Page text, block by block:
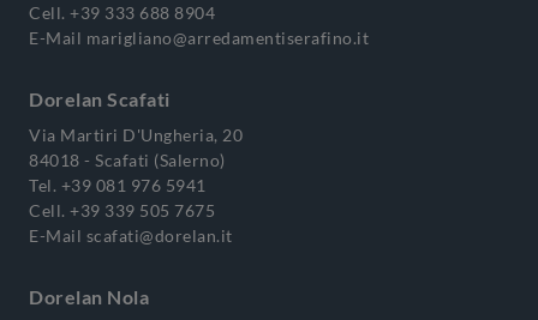
Cell. +39 333 688 8904
E-Mail marigliano@arredamentiserafino.it
Dorelan Scafati
Via Martiri D'Ungheria, 20
84018 - Scafati (Salerno)
Tel. +39 081 976 5941
Cell. +39 339 505 7675
E-Mail scafati@dorelan.it
Dorelan Nola